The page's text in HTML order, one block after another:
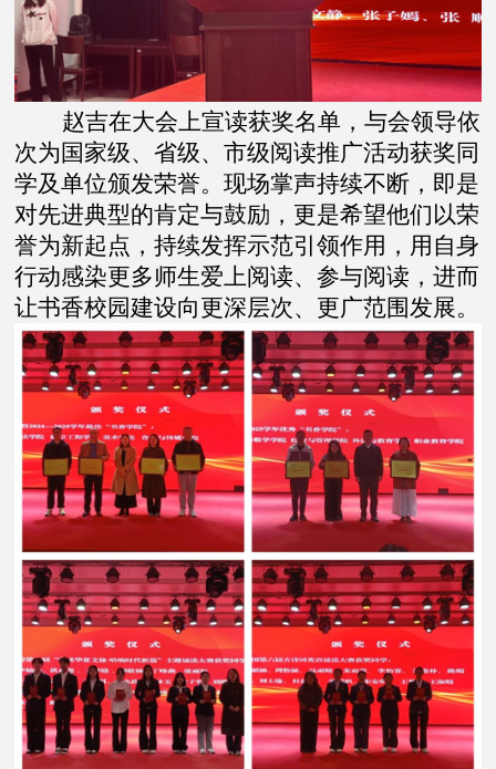
赵吉在大会上宣读获奖名单，与会领导依
次为国家级、省级、市级阅读推广活动获奖同
学及单位颁发荣誉。现场掌声持续不断，即是
对先进典型的肯定与鼓励，更是希望他们以荣
誉为新起点，持续发挥示范引领作用，用自身
行动感染更多师生爱上阅读、参与阅读，进而
让书香校园建设向更深层次、更广范围发展。